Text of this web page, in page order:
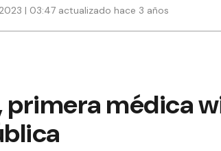
| 03:47 actualizado hace 3 años
primera médica